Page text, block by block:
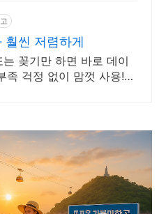
훨씬 저렴하게
꽂기만 하면 바로 데이
족 걱정 없이 맘껏 사용!